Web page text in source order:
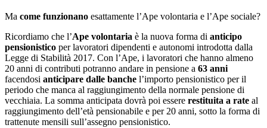
Ma come funzionano esattamente l’Ape volontaria e l’Ape sociale?
Ricordiamo che l’Ape volontaria è la nuova forma di anticipo
pensionistico per lavoratori dipendenti e autonomi introdotta dalla
Legge di Stabilità 2017. Con l’Ape, i lavoratori che hanno almeno
20 anni di contributi potranno andare in pensione a 63 anni
facendosi anticipare dalle banche l’importo pensionistico per il
periodo che manca al raggiungimento della normale pensione di
vecchiaia. La somma anticipata dovrà poi essere restituita a rate al
raggiungimento dell’età pensionabile e per 20 anni, sotto la forma di
trattenute mensili sull’assegno pensionistico.